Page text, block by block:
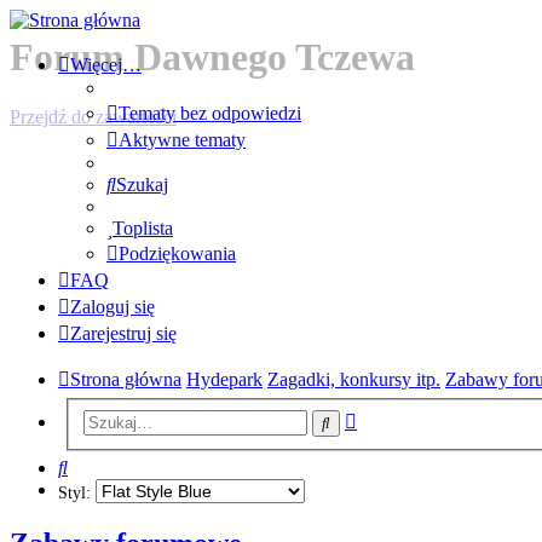
Forum Dawnego Tczewa
Przejdź do zawartości
Więcej…
Tematy bez odpowiedzi
Aktywne tematy
Szukaj
Toplista
Podziękowania
FAQ
Zaloguj się
Zarejestruj się
Strona główna Hydepark Zagadki, konkursy itp. Zabawy
Szukaj
Szukaj
Styl: